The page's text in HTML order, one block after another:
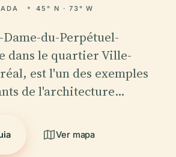
45° N · 73° W
du-Perpétuel-
dans le quartier Ville-
est l'un des exemples
de l'architecture…
Ver mapa